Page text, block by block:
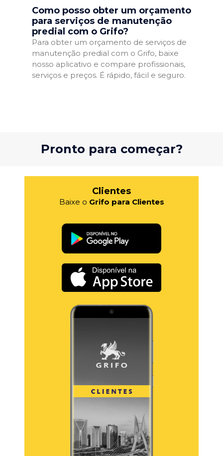
Como posso obter um orçamento
para serviços de manutenção
predial com o Grifo?
Para obter um orçamento de serviços de
manutenção predial com o Grifo, baixe
nosso aplicativo e compare profissionais,
serviços e preços. É rápido, fácil e seguro.
Pronto para começar?
Clientes
Baixe o Grifo para Clientes